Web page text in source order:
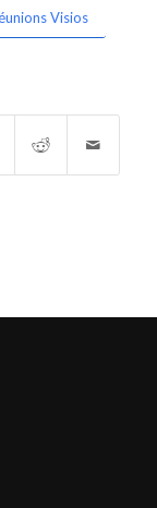
Visios